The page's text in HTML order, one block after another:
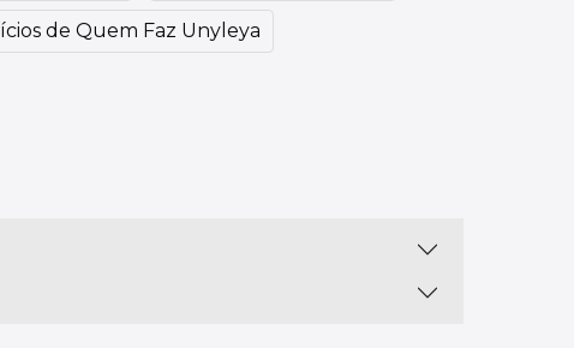
de Quem Faz Unyleya